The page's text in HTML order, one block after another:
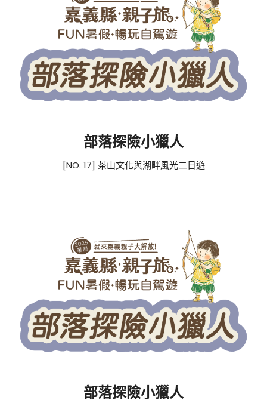
部落探險小獵人
[NO. 17] 茶山文化與湖畔風光二日遊
部落探險小獵人